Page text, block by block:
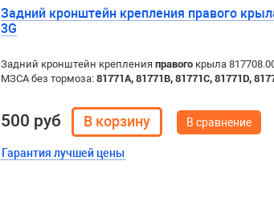
Задний кронштейн крепления правого
3G
Задний кронштейн крепления правого крыла
МЗСА без тормоза: 81771A, 81771B, 81771C, 81771D,
500 руб
Гарантия лучшей цены
В сравнение